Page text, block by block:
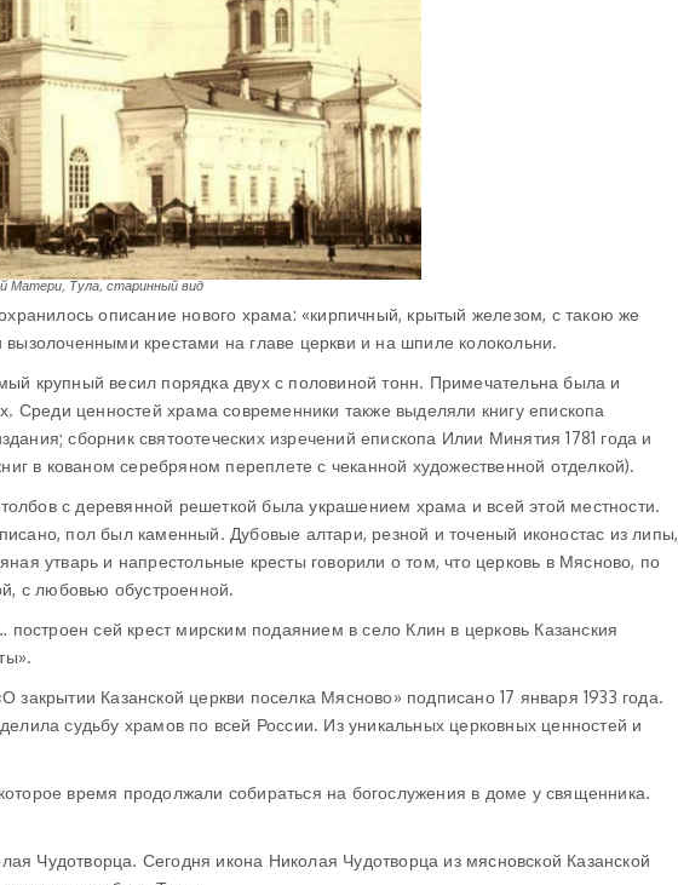
Матери, Тула, старинный вид
описание нового храма: «кирпичный, крытый железом, с такою же
крестами на главе церкви и на шпиле колокольни.
крупный весил порядка двух с половиной тонн. Примечательна была и
Среди ценностей храма современники также выделяли книгу епископа
сборник святоотеческих изречений епископа Илии Минятия 1781 года и
в кованом серебряном переплете с чеканной художественной отделкой).
с деревянной решеткой была украшением храма и всей этой местности.
пол был каменный. Дубовые алтари, резной и точеный иконостас из липы,
утварь и напрестольные кресты говорили о том, что церковь в Мясново, по
с любовью обустроенной.
сей крест мирским подаянием в село Клин в церковь Казанския
Казанской церкви поселка Мясново» подписано 17 января 1933 года.
судьбу храмов по всей России. Из уникальных церковных ценностей и
время продолжали собираться на богослужения в доме у священника.
Чудотворца. Сегодня икона Николая Чудотворца из мясновской Казанской